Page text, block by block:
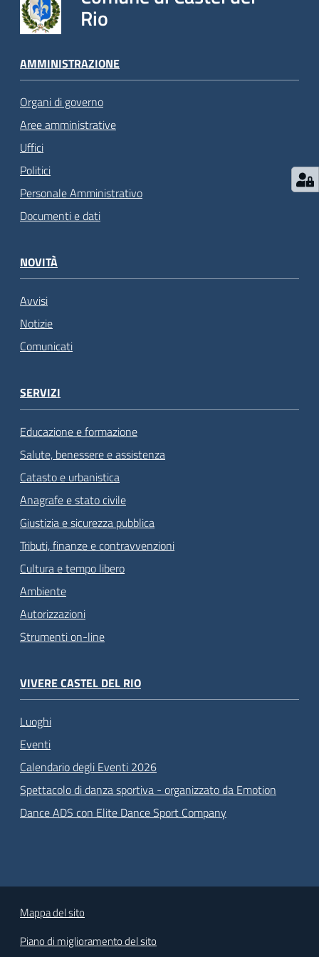
Rio
AMMINISTRAZIONE
Organi di governo
Aree amministrative
Uffici
Politici
Personale Amministrativo
Documenti e dati
NOVITÀ
Avvisi
Notizie
Comunicati
SERVIZI
Educazione e formazione
Salute, benessere e assistenza
Catasto e urbanistica
Anagrafe e stato civile
Giustizia e sicurezza pubblica
Tributi, finanze e contravvenzioni
Cultura e tempo libero
Ambiente
Autorizzazioni
Strumenti on-line
VIVERE CASTEL DEL RIO
Luoghi
Eventi
Calendario degli Eventi 2026
Spettacolo di danza sportiva - organizzato da Emotion
Dance ADS con Elite Dance Sport Company
Mappa del sito
Piano di miglioramento del sito